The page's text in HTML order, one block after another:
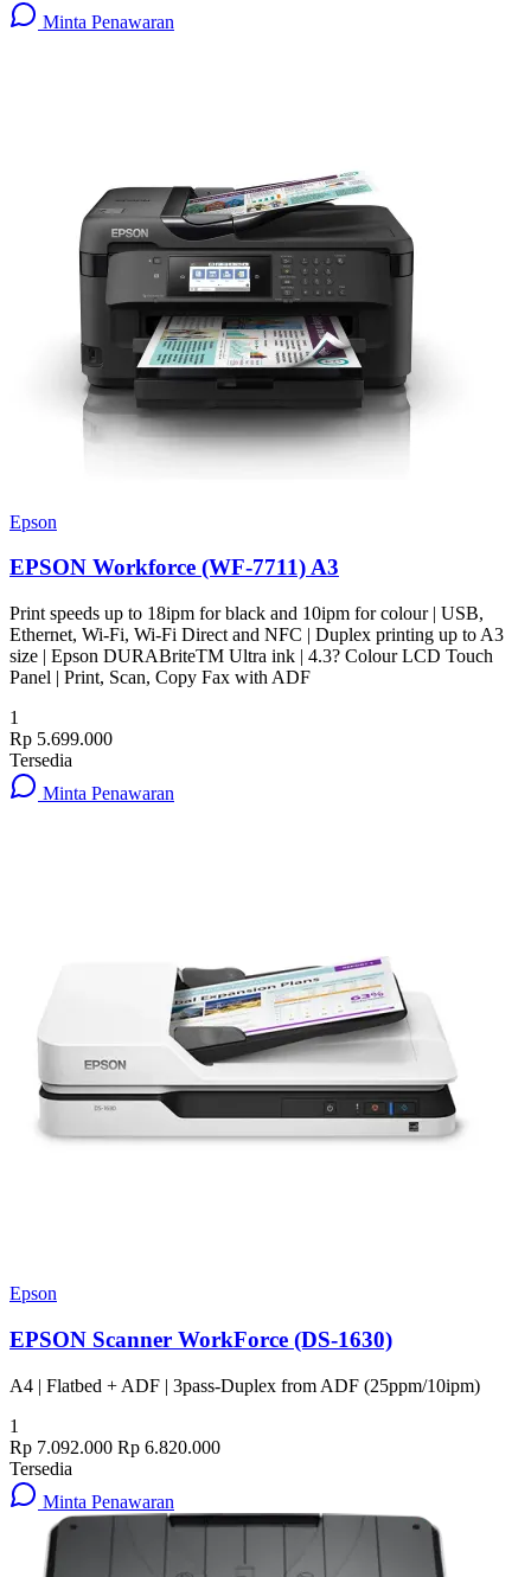
Minta Penawaran
Epson
EPSON Workforce (WF-7711) A3
Print speeds up to 18ipm for black and 10ipm for colour | USB,
Ethernet, Wi-Fi, Wi-Fi Direct and NFC | Duplex printing up to A3
size | Epson DURABriteTM Ultra ink | 4.3? Colour LCD Touch
Panel | Print, Scan, Copy Fax with ADF
1
Rp 5.699.000
Tersedia
Minta Penawaran
Epson
EPSON Scanner WorkForce (DS-1630)
A4 | Flatbed + ADF | 3pass-Duplex from ADF (25ppm/10ipm)
1
Rp 7.092.000 Rp 6.820.000
Tersedia
Minta Penawaran